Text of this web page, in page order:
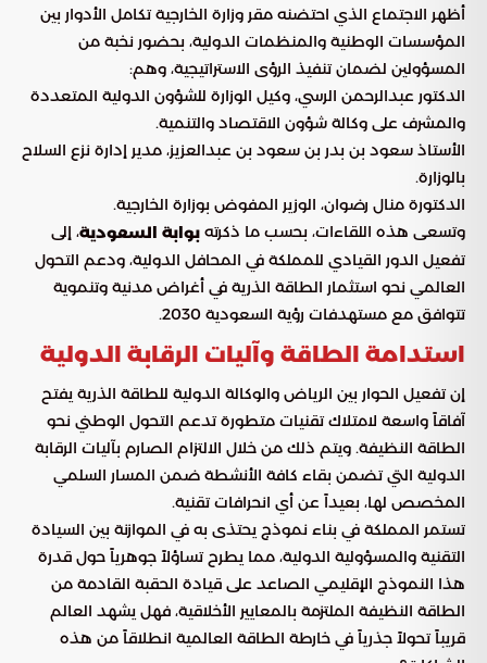
أظهر الاجتماع الذي احتضنه مقر وزارة الخارجية تكامل الأدوار بين
المؤسسات الوطنية والمنظمات الدولية، بحضور نخبة من
المسؤولين لضمان تنفيذ الرؤى الاستراتيجية، وهم:
الدكتور عبدالرحمن الرسي، وكيل الوزارة للشؤون الدولية المتعددة
والمشرف على وكالة شؤون الاقتصاد والتنمية.
الأستاذ سعود بن بدر بن سعود بن عبدالعزيز، مدير إدارة نزع السلاح
بالوزارة.
الدكتورة منال رضوان، الوزير المفوض بوزارة الخارجية.
وتسعى هذه اللقاءات، بحسب ما ذكرته بوابة السعودية، إلى
تفعيل الدور القيادي للمملكة في المحافل الدولية، ودعم التحول
العالمي نحو استثمار الطاقة الذرية في أغراض مدنية وتنموية
تتوافق مع مستهدفات رؤية السعودية 2030.
استدامة الطاقة وآليات الرقابة الدولية
إن تفعيل الحوار بين الرياض والوكالة الدولية للطاقة الذرية يفتح
آفاقاً واسعة لامتلاك تقنيات متطورة تدعم التحول الوطني نحو
الطاقة النظيفة. ويتم ذلك من خلال الالتزام الصارم بآليات الرقابة
الدولية التي تضمن بقاء كافة الأنشطة ضمن المسار السلمي
المخصص لها، بعيداً عن أي انحرافات تقنية.
تستمر المملكة في بناء نموذج يحتذى به في الموازنة بين السيادة
التقنية والمسؤولية الدولية، مما يطرح تساؤلاً جوهرياً حول قدرة
هذا النموذج الإقليمي الصاعد على قيادة الحقبة القادمة من
الطاقة النظيفة الملتزمة بالمعايير الأخلاقية، فهل يشهد العالم
قريباً تحولاً جذرياً في خارطة الطاقة العالمية انطلاقاً من هذه